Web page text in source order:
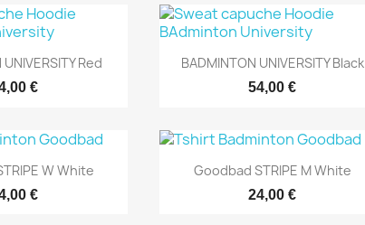
rapideRed
€
Aperçu rapide
BADMINTON UNIVERSITY Black
54,00 €
rapide
W White
€
Aperçu rapide
Goodbad STRIPE M White
24,00 €